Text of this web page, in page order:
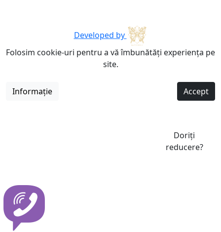
Developed by
Folosim cookie-uri pentru a vă îmbunătăți experiența pe
site.
Informație Accept
Doriți
reducere?